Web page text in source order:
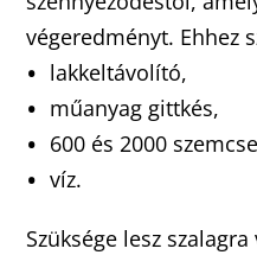
végeredményt. Ehhez
lakkeltávolító,
műanyag gittkés,
600 és 2000
víz.
Szüksége lesz